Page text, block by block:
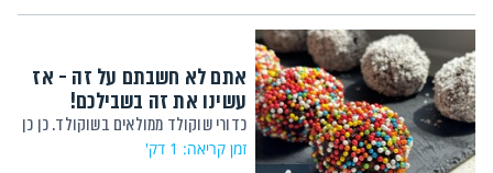
אתם לא חשבתם על זה - אז
עשינו את זה בשבילכם!
כדורי שוקולד ממולאים בשוקולד. כן כן
זמן קריאה: 1 דק'